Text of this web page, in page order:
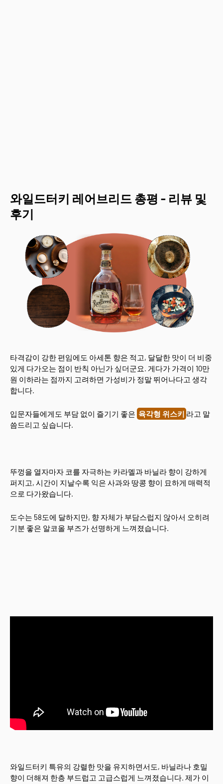
와일드터키 레어브리드 총평 - 리뷰 및
후기
타격감이 강한 편임에도 아세톤 향은 적고, 달달한 맛이 더 비중
있게 다가오는 점이 반칙 아닌가 싶더군요. 게다가 가격이 10만
원 이하라는 점까지 고려하면 가성비가 정말 뛰어나다고 생각
합니다.
입문자들에게도 부담 없이 즐기기 좋은 육각형 위스키 라고 말
씀드리고 싶습니다.
뚜껑을 열자마자 코를 자극하는 카라멜과 바닐라 향이 강하게
퍼지고, 시간이 지날수록 익은 사과와 땅콩 향이 묘하게 매력적
으로 다가왔습니다.
도수는 58도에 달하지만, 향 자체가 부담스럽지 않아서 오히려
기분 좋은 알코올 부즈가 선명하게 느껴졌습니다.
와일드터키 특유의 강렬한 맛을 유지하면서도, 바닐라나 호밀
향이 더해져 한층 부드럽고 고급스럽게 느껴졌습니다. 제가 이